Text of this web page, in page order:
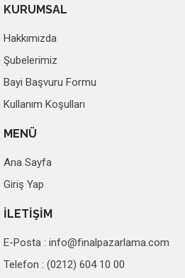
KURUMSAL
Hakkımızda
Şubelerimiz
Bayi Başvuru Formu
Kullanım Koşulları
MENÜ
Ana Sayfa
Giriş Yap
İLETİŞİM
E-Posta : info@finalpazarlama.com
Telefon : (0212) 604 10 00